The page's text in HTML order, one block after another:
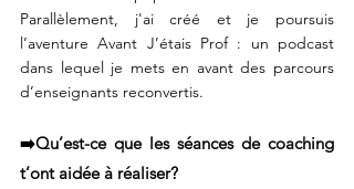
Parallèlement, j'ai créé et je poursuis
l’aventure Avant J’étais Prof : un podcast
dans lequel je mets en avant des parcours
d’enseignants reconvertis.⠀
➡️Qu’est-ce que les séances de coaching
t’ont aidée à réaliser?⠀